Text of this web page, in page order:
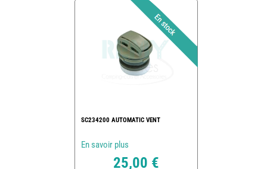
SC234200 AUTOMATIC VENT
En savoir plus
25,00 €